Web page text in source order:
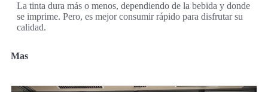
La tinta dura más o menos, dependiendo de la bebida y donde
se imprime. Pero, es mejor consumir rápido para disfrutar su
calidad.
Mas